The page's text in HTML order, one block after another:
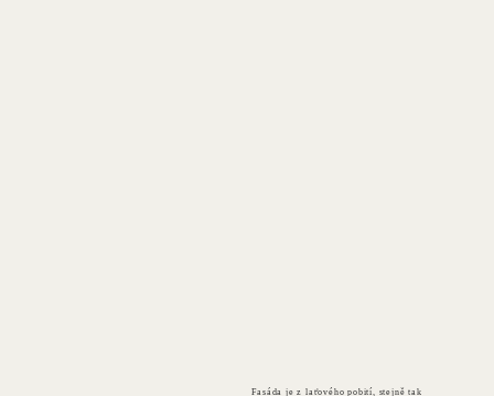
Fasáda je z laťového pobití, stejně tak